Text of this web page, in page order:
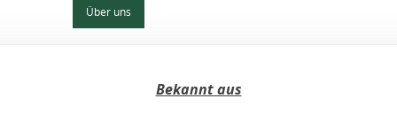
Über uns
Bekannt aus